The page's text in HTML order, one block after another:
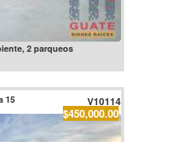
2 parqueos
15 V10114
$450,000.00